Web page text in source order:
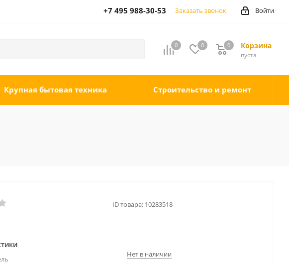
Войти
+7 495 988-30-53 Заказать звонок
0 0 Корзина
0
пуста
0
Крупная бытовая техника Строительство и ремонт
ID товара: 10283518
Нет в наличии